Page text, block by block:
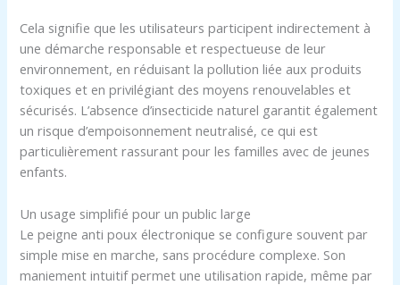
Cela signifie que les utilisateurs participent indirectement à
une démarche responsable et respectueuse de leur
environnement, en réduisant la pollution liée aux produits
toxiques et en privilégiant des moyens renouvelables et
sécurisés. L’absence d’insecticide naturel garantit également
un risque d’empoisonnement neutralisé, ce qui est
particulièrement rassurant pour les familles avec de jeunes
enfants.
Un usage simplifié pour un public large
Le peigne anti poux électronique se configure souvent par
simple mise en marche, sans procédure complexe. Son
maniement intuitif permet une utilisation rapide, même par